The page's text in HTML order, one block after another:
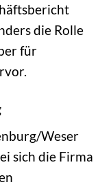
die Rolle
für
Weser
sich die Firma